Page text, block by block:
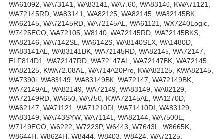
WA61092, WA73141, WA83141, WA7.60, WA83140, KWA71121,
WA72145RD, WA83141, WA82125, WA82145, WA82145BK,
WA62145, WA72145RD, WA72145AL, WA61121, WX7240Logic,
W7425ECO, WA72105, W8140, WA72145RD, WA72145BKS,
WA82146, WA7142SL, WA6142S, WA8140SLX, WA1480D,
WA83141AL, WA83141BK, WA72145RD, WA82145, WA72147,
ELF814D1, WA72147RD, WA72147AL, WA72147BK, WA72145,
WA82125, KWA72.08AL, WA714A20Pro, KWA82125, KWA82145,
WA7390i, WA83149, WA83149BK, WA72147, WA72149BK,
WA72149AL, WA82149, WA72149, WA83149, WA82129,
WA72149RD, WA650, WA750, KWA72145AL, WA1270D,
WA62147, WA71121, WA71210DI, WA71410DI, WA83129,
WA83149, WA743SYW, WA71141, WA82144, WA7500E,
W7149ECO, W6222, W7223P, W6443, W7643L, W8665K,
W8644H, W8624H, W8444, W8403, W8424, WA72125,